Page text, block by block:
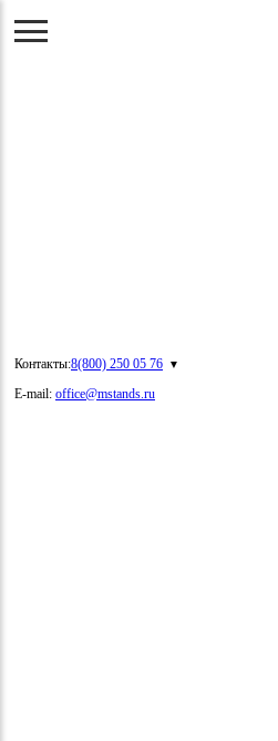
Контакты:8(800) 250 05 76
E-mail: office@mstands.ru